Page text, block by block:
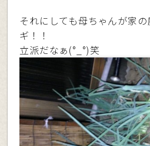
それにしても母ちゃんが家
ギ！！
立派だなぁ(°_°)笑